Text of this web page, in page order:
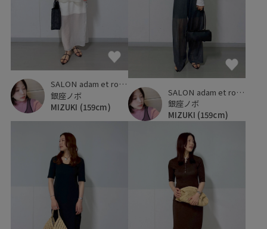
SALON adam et ropé
銀座ノボ
MIZUKI (159cm)
SALON adam et ropé
銀座ノボ
MIZUKI (159cm)